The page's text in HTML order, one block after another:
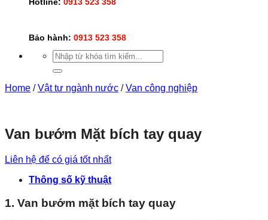
Hotline: 0913 523 358
Bảo hành: 0913 523 358
Search
for:
Home / Vật tư ngành nước / Van công nghiệp
Van bướm Mặt bích tay quay
Liên hệ để có giá tốt nhất
Thông số kỹ thuật
1. Van bướm mặt bích tay quay